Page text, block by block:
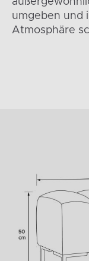
umgeben und
Atmosphäre